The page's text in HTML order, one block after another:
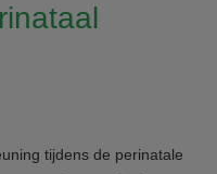
tijdens de perinatale